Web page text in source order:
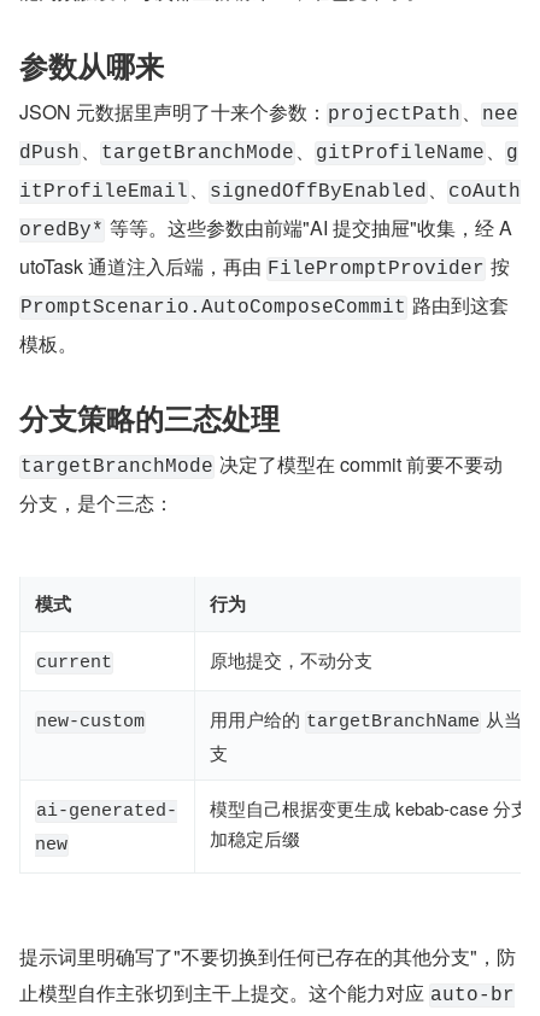
参数从哪来
JSON 元数据里声明了十来个参数： projectPath 、
nee
dPush 、 targetBranchMode 、 gitProfileName 、
g
itProfileEmail 、 signedOffByEnabled 、
coAuth
oredBy* 等等。这些参数由前端"AI 提交抽屉"收集，经 A
utoTask 通道注入后端，再由 FilePromptProvider
PromptScenario.AutoComposeCommit 路由到这套
模板。
分支策略的三态处理
targetBranchMode 决定了模型在 commit 前要不要动
分支，是个三态：
模式 行为
current 原地提交，不动分支
new-custom 用用户给的 targetBranchName 从当
支
ai-generated-
new
模型自己根据变更生成 kebab-case 分支
加稳定后缀
提示词里明确写了"不要切换到任何已存在的其他分支"，防
止模型自作主张切到主干上提交。这个能力对应 auto-br